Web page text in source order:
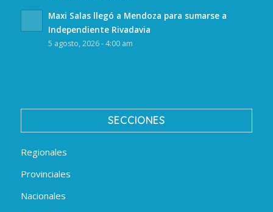
Maxi Salas llegó a Mendoza para sumarse a
Independiente Rivadavia
5 agosto, 2026 - 4:00 am
SECCIONES
Regionales
Provinciales
Nacionales